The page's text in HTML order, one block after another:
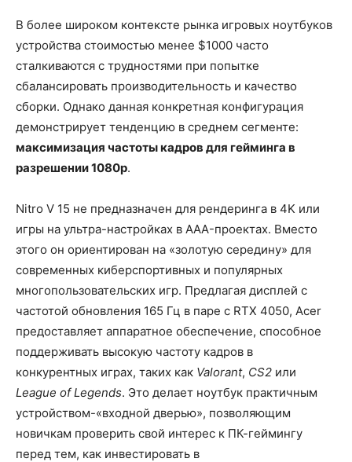
В более широком контексте рынка игровых ноутбуков
устройства стоимостью менее $1000 часто
сталкиваются с трудностями при попытке
сбалансировать производительность и качество
сборки. Однако данная конкретная конфигурация
демонстрирует тенденцию в среднем сегменте:
максимизация частоты кадров для гейминга в
разрешении 1080p.
Nitro V 15 не предназначен для рендеринга в 4K или
игры на ультра-настройках в AAA-проектах. Вместо
этого он ориентирован на «золотую середину» для
современных киберспортивных и популярных
многопользовательских игр. Предлагая дисплей с
частотой обновления 165 Гц в паре с RTX 4050, Acer
предоставляет аппаратное обеспечение, способное
поддерживать высокую частоту кадров в
конкурентных играх, таких как Valorant, CS2 или
League of Legends. Это делает ноутбук практичным
устройством-«входной дверью», позволяющим
новичкам проверить свой интерес к ПК-геймингу
перед тем, как инвестировать в